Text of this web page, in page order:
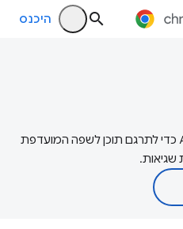
היכנס
‫Google משתמשת בטכנולוגיית AI כדי לתרגם תוכן לשפה המועדפת
שגיאות.